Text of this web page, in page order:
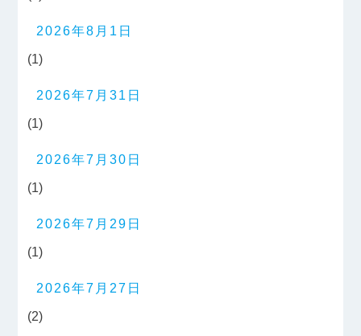
2026年8月1日
(1)
2026年7月31日
(1)
2026年7月30日
(1)
2026年7月29日
(1)
2026年7月27日
(2)